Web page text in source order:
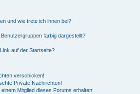
und wie trete ich ihnen bei?
farbig dargestellt?
auf der Startseite?
verschicken!
Private Nachrichten!
Mitglied dieses Forums erhalten!